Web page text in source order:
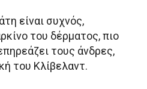
είναι συχνός,
του δέρματος, πιο
τους άνδρες,
του Κλίβελαντ.